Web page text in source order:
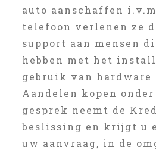
auto aanschaffen
telefoon verlenen ze
support aan mensen
hebben met het
gebruik van hardware
Aandelen kopen
gesprek neemt de
beslissing en krijgt u
uw aanvraag, in de